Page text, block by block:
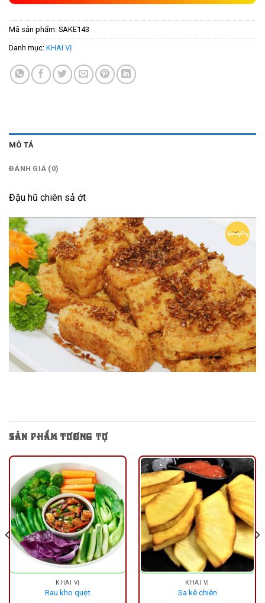
Mã sản phẩm: SAKE143
Danh mục: KHAI VỊ
MÔ TẢ
ĐÁNH GIÁ (0)
Đậu hũ chiên sả ớt
SẢN PHẨM TƯƠNG TỰ
KHAI VỊ
Rau kho quẹt
KHAI VỊ
Sa kê chiên